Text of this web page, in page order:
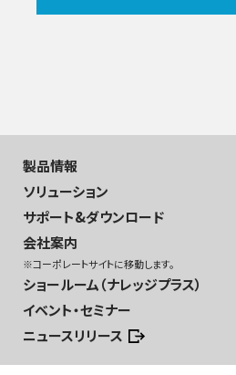
製品情報
ソリューション
サポート&ダウンロード
会社案内
※コーポレートサイトに移動します。
ショールーム（ナレッジプラス）
イベント・セミナー
ニュースリリース